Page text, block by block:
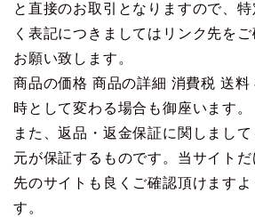
と直接のお取引となりますので、
く表記につきましてはリンク先を
お願い致します。
商品の価格 商品の詳細 消費税 送料
時として変わる場合も御座います。
また、返品・返金保証に関しまし
元が保証するものです。当サイト
先のサイトも良くご確認頂けますよ
す。